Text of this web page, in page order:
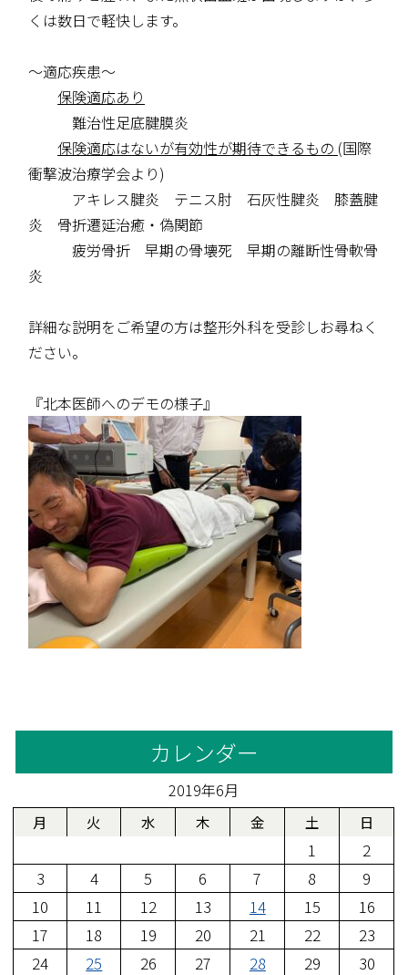
くは数日で軽快します。
～適応疾患～
保険適応あり
難治性足底腱膜炎
保険適応はないが有効性が期待できるもの (国際
衝撃波治療学会より)
アキレス腱炎 テニス肘 石灰性腱炎 膝蓋腱
炎 骨折遷延治癒・偽関節
疲労骨折 早期の骨壊死 早期の離断性骨軟骨
炎
詳細な説明をご希望の方は整形外科を受診しお尋ねく
ださい。
『北本医師へのデモの様子』
カレンダー
2019年6月
月 火 水 木 金 土 日
1
2
3
4 5 6 7 8
9
10
11 12 13 14 15
16
17
18 19 20 21 22
23
24
25 26 27 28 29 30